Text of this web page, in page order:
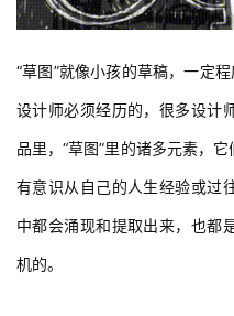
“草图”就像小孩的草稿，一定
设计师必须经历的，很多设计
品里，“草图”里的诸多元素，
有意识从自己的人生经验或过
中都会涌现和提取出来，也都
机的。